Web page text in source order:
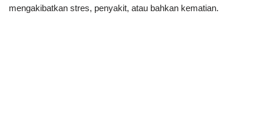
mengakibatkan stres, penyakit, atau bahkan kematian.